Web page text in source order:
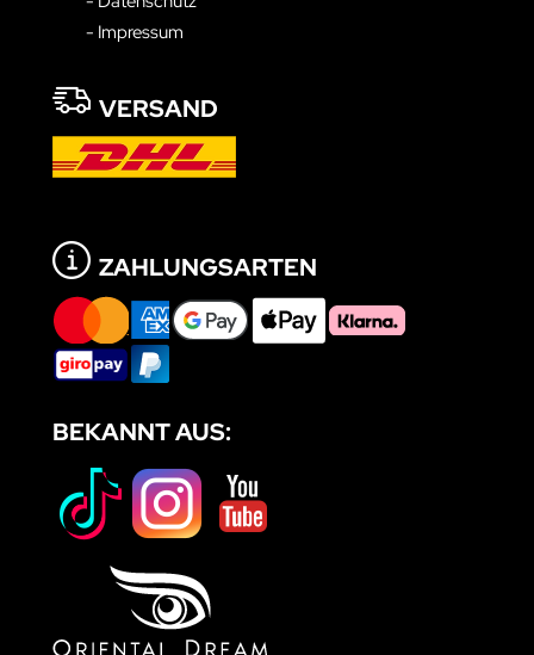
- Impressum
VERSAND
ZAHLUNGSARTEN
BEKANNT AUS: